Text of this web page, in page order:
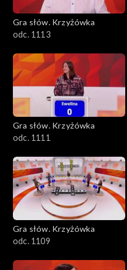
Gra słów. Krzyżówka
odc. 1113
Gra słów. Krzyżówka
odc. 1111
Gra słów. Krzyżówka
odc. 1109